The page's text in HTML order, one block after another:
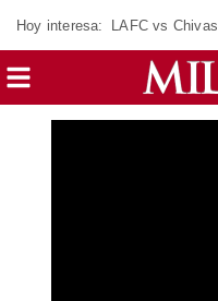
Hoy interesa: LAFC vs Chivas